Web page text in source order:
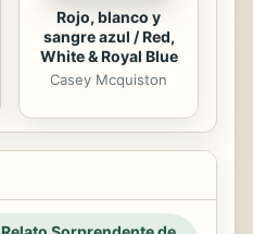
Rojo, blanco y
sangre azul / Red,
White & Royal Blue
Casey Mcquiston